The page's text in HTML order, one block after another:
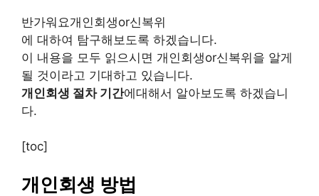
반가워요개인회생or신복위
에 대하여 탐구해보도록 하겠습니다.
이 내용을 모두 읽으시면 개인회생or신복위을 알게
될 것이라고 기대하고 있습니다.
개인회생 절차 기간에대해서 알아보도록 하겠습니
다.
[toc]
개인회생 방법